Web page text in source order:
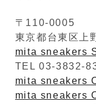
〒110-0005
東京都台東区上
mita sneakers
TEL 03-3832-
mita sneakers
mita sneakers